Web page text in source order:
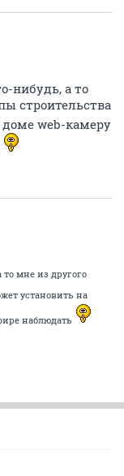
нибудь, а то
строительства
web-камеру
мне из другого
установить на
наблюдать